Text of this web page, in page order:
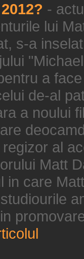
-
lui
s-a
a
de-al
a noului
al
Matt
in care